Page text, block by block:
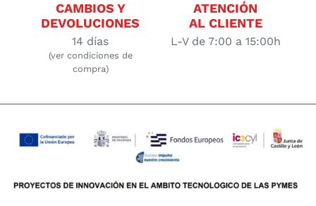
CAMBIOS Y
DEVOLUCIONES
14 días
(ver condiciones de
compra)
ATENCIÓN
AL CLIENTE
L-V de 7:00 a 15:00h